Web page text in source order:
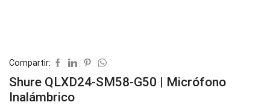
Compartir:
Shure QLXD24-SM58-G50 | Micrófono
Inalámbrico